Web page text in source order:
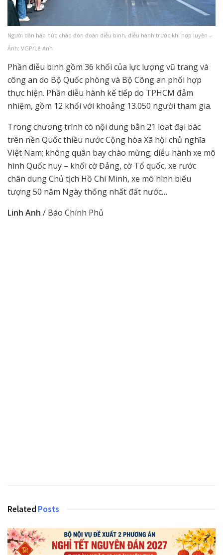
Người dân háo hức chào đón đoàn diễu binh, diễu hành trước khi hợp luyện –
Ảnh: VGP/Lê Anh
Phần diễu binh gồm 36 khối của lực lượng vũ trang và
công an do Bộ Quốc phòng và Bộ Công an phối hợp
thực hiện. Phần diễu hành kế tiếp do TPHCM đảm
nhiệm, gồm 12 khối với khoảng 13.050 người tham gia.
Trong chương trình có nội dung bắn 21 loạt đại bác
trên nền Quốc thiều nước Cộng hòa Xã hội chủ nghĩa
Việt Nam; không quân bay chào mừng; diễu hành xe mô
hình Quốc huy – khối cờ Đảng, cờ Tổ quốc, xe rước
chân dung Chủ tịch Hồ Chí Minh, xe mô hình biểu
tượng 50 năm Ngày thống nhất đất nước…
Linh Anh / Báo Chính Phủ
Related Posts